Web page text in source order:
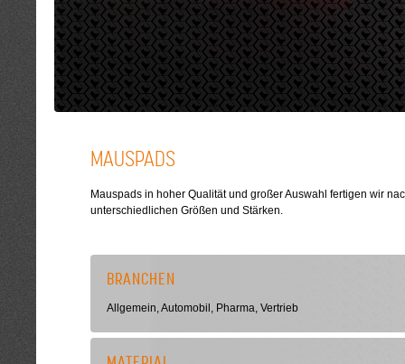
MAUSPADS
Mauspads in hoher Qualität und großer Auswahl fertigen wir
unterschiedlichen Größen und Stärken.
BRANCHEN
Allgemein, Automobil, Pharma, Vertrieb